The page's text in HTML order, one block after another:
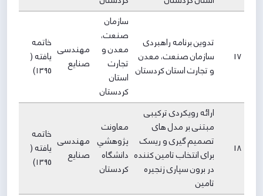
17
تدوین برنامه راهبردی
سازمان صنعت، معدن
و تجارت استان کردستان
سازمان
صنعت،
معدن و
تجارت
استان
كردستان
مهندسی
صنایع
خاتمه
یافته (
۱۳۹5)
18
ارائه رویکردی ترکیبی
مبتنی بر مدل های
تصمیم گیری و ریسک
برای انتخاب تامین کننده
در برون سپاری زنجیره
تامین
معاونت
پژوهشي
دانشگاه
كردستان
مهندسی
صنایع
خاتمه
یافته (
۱۳۹5)